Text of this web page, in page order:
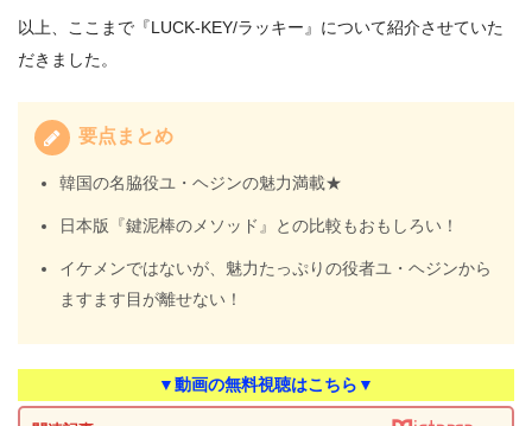
以上、ここまで『LUCK-KEY/ラッキー』について紹介させていた
だきました。
要点まとめ
韓国の名脇役ユ・ヘジンの魅力満載★
日本版『鍵泥棒のメソッド』との比較もおもしろい！
イケメンではないが、魅力たっぷりの役者ユ・ヘジンから
ますます目が離せない！
▼動画の無料視聴はこちら▼